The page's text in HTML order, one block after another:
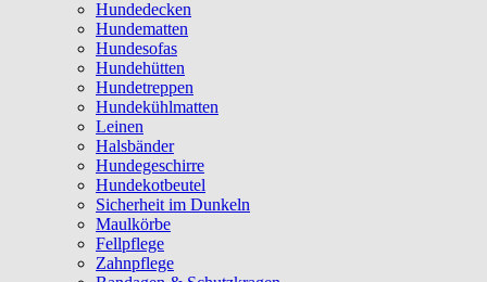
Hundedecken
Hundematten
Hundesofas
Hundehütten
Hundetreppen
Hundekühlmatten
Leinen
Halsbänder
Hundegeschirre
Hundekotbeutel
Sicherheit im Dunkeln
Maulkörbe
Fellpflege
Zahnpflege